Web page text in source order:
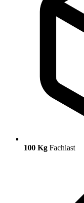
100 Kg Fachlast